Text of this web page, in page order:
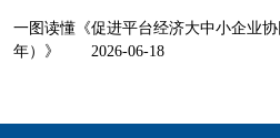
一图读懂《促进平台经济大中小企业
年）》
2026-06-18